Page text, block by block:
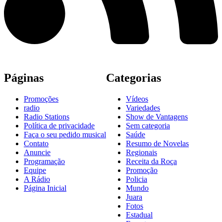
Páginas
Promoções
radio
Radio Stations
Política de privacidade
Faça o seu pedido musical
Contato
Anuncie
Programação
Equipe
A Rádio
Página Inicial
Categorias
Vídeos
Variedades
Show de Vantagens
Sem categoria
Saúde
Resumo de Novelas
Regionais
Receita da Roça
Promoção
Policia
Mundo
Juara
Fotos
Estadual